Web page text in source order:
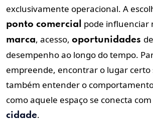
exclusivamente operacional. A
ponto comercial pode influenciar
marca, acesso, oportunidades
desempenho ao longo do tempo.
empreende, encontrar o lugar certo
também entender o
como aquele espaço se conecta
cidade.